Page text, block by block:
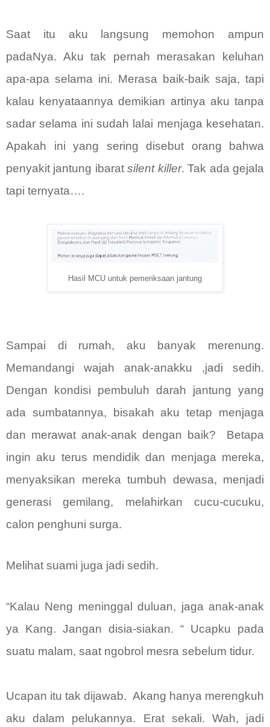
Saat itu aku langsung memohon ampun
padaNya. Aku tak pernah merasakan keluhan
apa-apa selama ini. Merasa baik-baik saja, tapi
kalau kenyataannya demikian artinya aku tanpa
sadar selama ini sudah lalai menjaga kesehatan.
Apakah ini yang sering disebut orang bahwa
penyakit jantung ibaratsilent killer. Tak ada gejala
tapi ternyata….
Hasil MCU untuk pemeriksaan jantung
Sampai di rumah, aku banyak merenung.
Memandangi wajah anak-anakku ,jadi sedih.
Dengan kondisi pembuluh darah jantung yang
ada sumbatannya, bisakah aku tetap menjaga
dan merawat anak-anak dengan baik?
Betapa
ingin aku terus mendidik dan menjaga mereka,
menyaksikan mereka tumbuh dewasa, menjadi
generasi gemilang, melahirkan cucu-cucuku,
calon penghuni surga.
Melihat suami juga jadi sedih.
“Kalau Neng meninggal duluan, jaga anak-anak
ya Kang. Jangan disia-siakan. “ Ucapku pada
suatu malam, saat ngobrol mesra sebelum tidur.
Ucapan itu tak dijawab. Akang hanya merengkuh
aku dalam pelukannya. Erat sekali. Wah, jadi